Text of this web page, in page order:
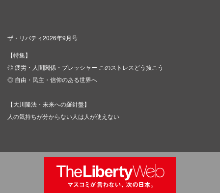
ザ・リバティ2026年9月号
【特集】
◎ 疲労・人間関係・プレッシャー このストレスどう抜こう
◎ 自由・民主・信仰のある世界へ
【大川隆法・未来への羅針盤】
人の気持ちが分からない人は人が使えない